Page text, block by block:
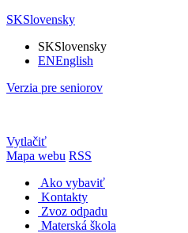
SKSlovensky
SKSlovensky
ENEnglish
Verzia pre seniorov
Vytlačiť
Mapa webu RSS
Ako vybaviť
Kontakty
Zvoz odpadu
Materská škola